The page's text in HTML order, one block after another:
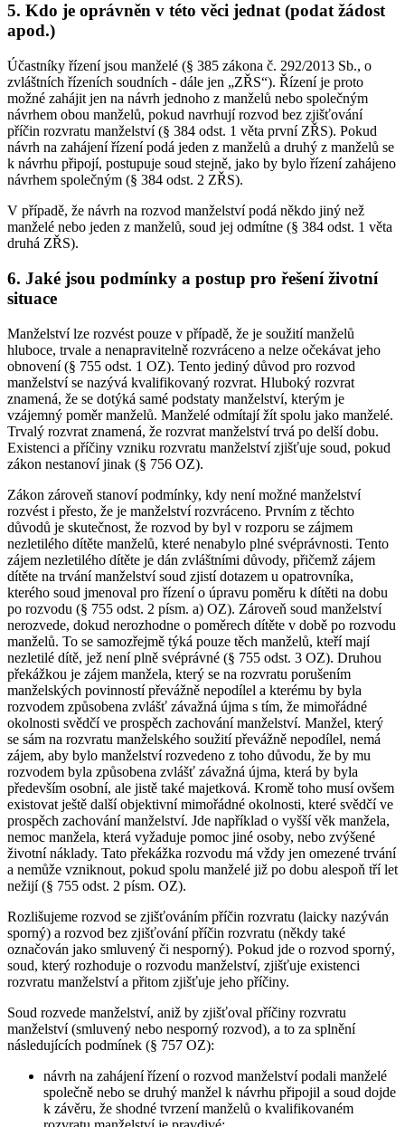
5. Kdo je oprávněn v této věci jednat (podat žádost
apod.)
Účastníky řízení jsou manželé (§ 385 zákona č. 292/2013 Sb., o
zvláštních řízeních soudních - dále jen „ZŘS“). Řízení je proto
možné zahájit jen na návrh jednoho z manželů nebo společným
návrhem obou manželů, pokud navrhují rozvod bez zjišťování
příčin rozvratu manželství (§ 384 odst. 1 věta první ZŘS). Pokud
návrh na zahájení řízení podá jeden z manželů a druhý z manželů se
k návrhu připojí, postupuje soud stejně, jako by bylo řízení zahájeno
návrhem společným (§ 384 odst. 2 ZŘS).
V případě, že návrh na rozvod manželství podá někdo jiný než
manželé nebo jeden z manželů, soud jej odmítne (§ 384 odst. 1 věta
druhá ZŘS).
6. Jaké jsou podmínky a postup pro řešení životní
situace
Manželství lze rozvést pouze v případě, že je soužití manželů
hluboce, trvale a nenapravitelně rozvráceno a nelze očekávat jeho
obnovení (§ 755 odst. 1 OZ). Tento jediný důvod pro rozvod
manželství se nazývá kvalifikovaný rozvrat. Hluboký rozvrat
znamená, že se dotýká samé podstaty manželství, kterým je
vzájemný poměr manželů. Manželé odmítají žít spolu jako manželé.
Trvalý rozvrat znamená, že rozvrat manželství trvá po delší dobu.
Existenci a příčiny vzniku rozvratu manželství zjišťuje soud, pokud
zákon nestanoví jinak (§ 756 OZ).
Zákon zároveň stanoví podmínky, kdy není možné manželství
rozvést i přesto, že je manželství rozvráceno. Prvním z těchto
důvodů je skutečnost, že rozvod by byl v rozporu se zájmem
nezletilého dítěte manželů, které nenabylo plné svéprávnosti. Tento
zájem nezletilého dítěte je dán zvláštními důvody, přičemž zájem
dítěte na trvání manželství soud zjistí dotazem u opatrovníka,
kterého soud jmenoval pro řízení o úpravu poměru k dítěti na dobu
po rozvodu (§ 755 odst. 2 písm. a) OZ). Zároveň soud manželství
nerozvede, dokud nerozhodne o poměrech dítěte v době po rozvodu
manželů. To se samozřejmě týká pouze těch manželů, kteří mají
nezletilé dítě, jež není plně svéprávné (§ 755 odst. 3 OZ). Druhou
překážkou je zájem manžela, který se na rozvratu porušením
manželských povinností převážně nepodílel a kterému by byla
rozvodem způsobena zvlášť závažná újma s tím, že mimořádné
okolnosti svědčí ve prospěch zachování manželství. Manžel, který
se sám na rozvratu manželského soužití převážně nepodílel, nemá
zájem, aby bylo manželství rozvedeno z toho důvodu, že by mu
rozvodem byla způsobena zvlášť závažná újma, která by byla
především osobní, ale jistě také majetková. Kromě toho musí ovšem
existovat ještě další objektivní mimořádné okolnosti, které svědčí ve
prospěch zachování manželství. Jde například o vyšší věk manžela,
nemoc manžela, která vyžaduje pomoc jiné osoby, nebo zvýšené
životní náklady. Tato překážka rozvodu má vždy jen omezené trvání
a nemůže vzniknout, pokud spolu manželé již po dobu alespoň tří let
nežijí (§ 755 odst. 2 písm. OZ).
Rozlišujeme rozvod se zjišťováním příčin rozvratu (laicky nazýván
sporný) a rozvod bez zjišťování příčin rozvratu (někdy také
označován jako smluvený či nesporný). Pokud jde o rozvod sporný,
soud, který rozhoduje o rozvodu manželství, zjišťuje existenci
rozvratu manželství a přitom zjišťuje jeho příčiny.
Soud rozvede manželství, aniž by zjišťoval příčiny rozvratu
manželství (smluvený nebo nesporný rozvod), a to za splnění
následujících podmínek (§ 757 OZ):
návrh na zahájení řízení o rozvod manželství podali manželé
společně nebo se druhý manžel k návrhu připojil a soud dojde
k závěru, že shodné tvrzení manželů o kvalifikovaném